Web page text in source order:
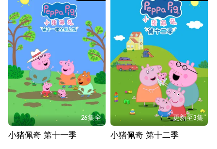
26集全
小猪佩奇 第十一季
更新至3集
小猪佩奇 第十二季